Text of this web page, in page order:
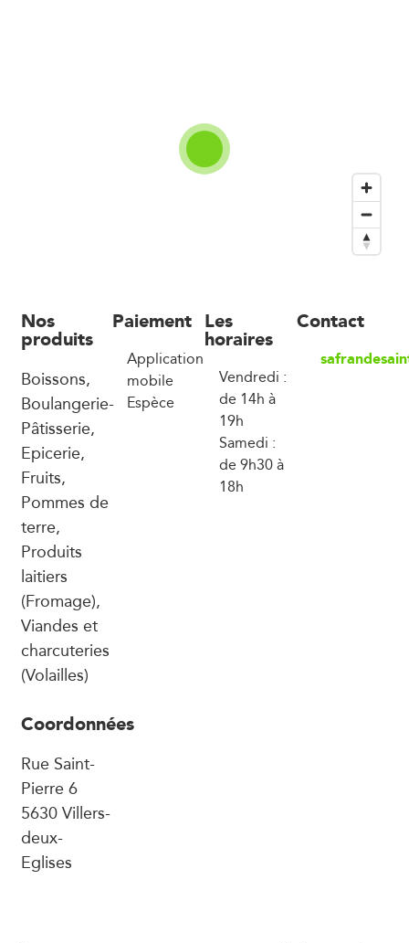
Nos
produits
Boissons,
Boulangerie-
Pâtisserie,
Epicerie,
Fruits,
Pommes de
terre,
Produits
laitiers
(Fromage),
Viandes et
charcuteries
(Volailles)
Paiement
Application
mobile
Espèce
Les
horaires
Vendredi :
de 14h à
19h
Samedi :
de 9h30 à
18h
Contact
Coordonnées
Rue Saint-
Pierre 6
5630 Villers-
deux-
Eglises